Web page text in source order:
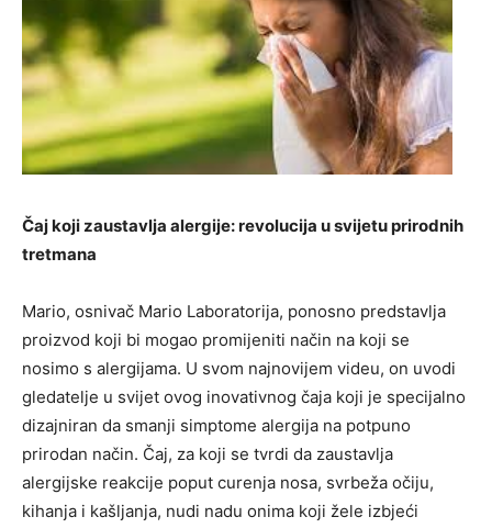
Čaj koji zaustavlja alergije: revolucija u svijetu prirodnih
tretmana
Mario, osnivač Mario Laboratorija, ponosno predstavlja
proizvod koji bi mogao promijeniti način na koji se
nosimo s alergijama. U svom najnovijem videu, on uvodi
gledatelje u svijet ovog inovativnog čaja koji je specijalno
dizajniran da smanji simptome alergija na potpuno
prirodan način. Čaj, za koji se tvrdi da zaustavlja
alergijske reakcije poput curenja nosa, svrbeža očiju,
kihanja i kašljanja, nudi nadu onima koji žele izbjeći